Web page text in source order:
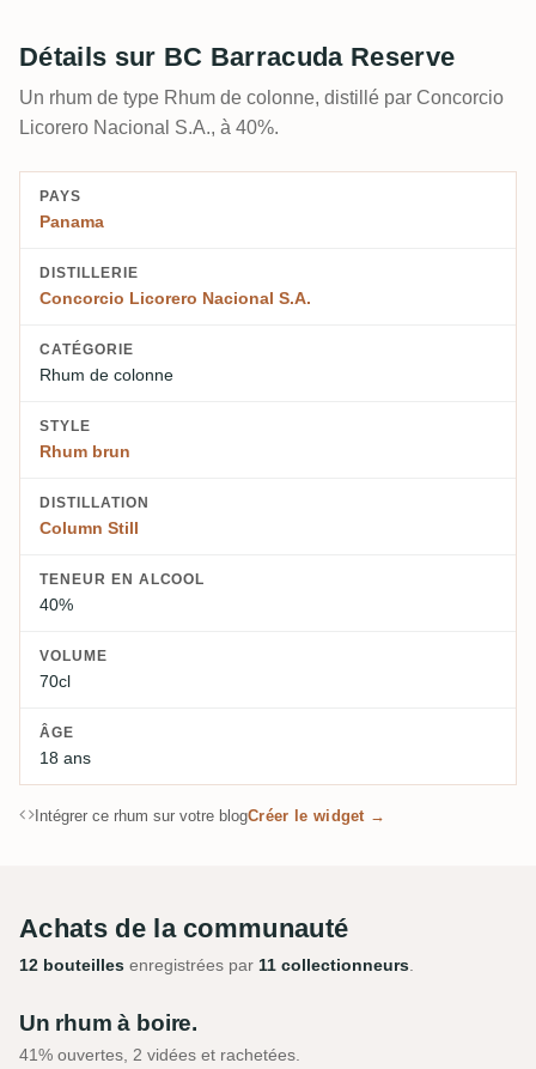
Détails sur BC Barracuda Reserve
Un rhum de type Rhum de colonne, distillé par Concorcio
Licorero Nacional S.A., à 40%.
PAYS
Panama
DISTILLERIE
Concorcio Licorero Nacional S.A.
CATÉGORIE
Rhum de colonne
STYLE
Rhum brun
DISTILLATION
Column Still
TENEUR EN ALCOOL
40%
VOLUME
70cl
ÂGE
18 ans
Intégrer ce rhum sur votre blogCréer le widget →
Achats de la communauté
12 bouteilles enregistrées par 11 collectionneurs.
Un rhum à boire.
41% ouvertes, 2 vidées et rachetées.